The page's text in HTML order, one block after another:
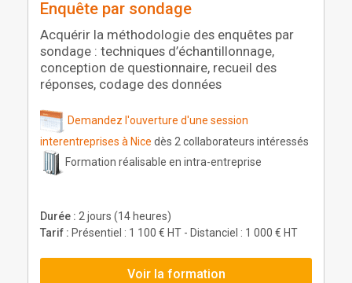
Enquête par sondage
Acquérir la méthodologie des enquêtes par
sondage : techniques d’échantillonnage,
conception de questionnaire, recueil des
réponses, codage des données
Demandez l'ouverture d'une session
interentreprises à Nice dès 2 collaborateurs intéressés
Formation réalisable en intra-entreprise
Durée : 2 jours (14 heures)
Tarif : Présentiel : 1 100 € HT - Distanciel : 1 000 € HT
Voir la formation